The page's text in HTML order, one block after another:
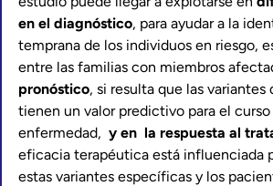
en el diagnóstico, para ayudar a la
temprana de los individuos en riesgo,
entre las familias con miembros
pronóstico, si resulta que las
tienen un valor predictivo para el
enfermedad, y en la respuesta al
eficacia terapéutica está influenciada
estas variantes específicas y los